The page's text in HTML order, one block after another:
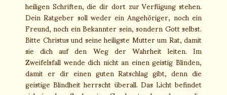
heiligen Schriften, die dir dort zur Verfügung stehen.
Dein Ratgeber soll weder ein Angehöriger, noch ein
Freund, noch ein Bekannter sein, sondern Gott selbst.
Bitte Christus und seine heiligste Mutter um Rat, damit
sie dich auf den Weg der Wahrheit leiten. Im
Zweifelsfall wende dich nicht an einen geistig Blinden,
damit er dir einen guten Ratschlag gibt, denn die
geistige Blindheit herrscht überall. Das Licht befindet